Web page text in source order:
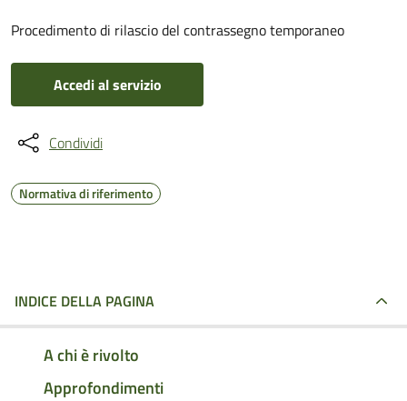
Procedimento di rilascio del contrassegno temporaneo
Accedi al servizio
Condividi
Normativa di riferimento
INDICE DELLA PAGINA
A chi è rivolto
Approfondimenti